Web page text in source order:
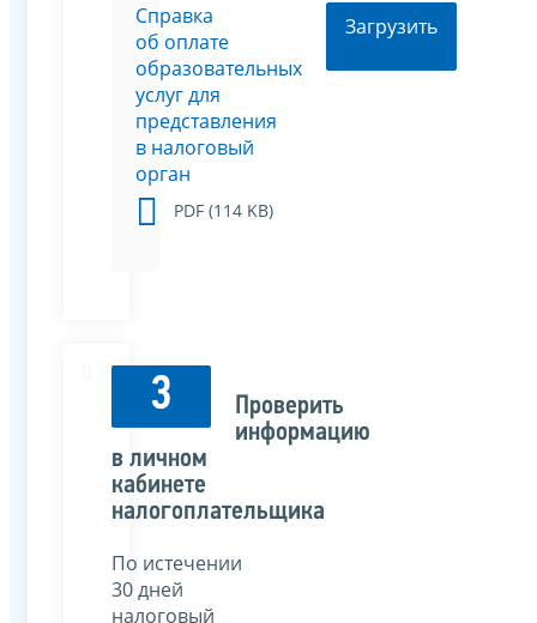
Cправка
об оплате
образовательных
услуг для
представления
в налоговый
орган
PDF (114 KB)
Загрузить
3
Проверить
информацию
в личном
кабинете
налогоплательщика
По истечении
30 дней
налоговый